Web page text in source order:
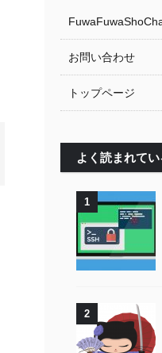
お問い合わせ
トップページ
よく読まれて
1
2